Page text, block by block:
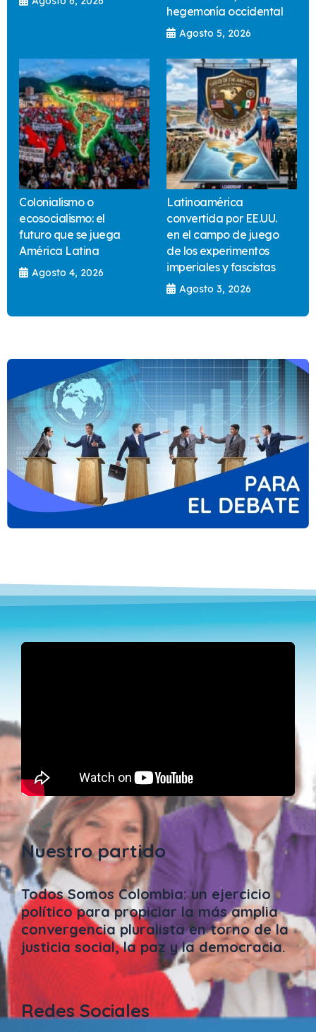
hegemonía occidental
Agosto 5, 2026
Colonialismo o
ecosocialismo: el
futuro que se juega
América Latina
Agosto 4, 2026
Latinoamérica
convertida por EE.UU.
en el campo de juego
de los experimentos
imperiales y fascistas
Agosto 3, 2026
Nuestro partido
Todos Somos Colombia: un ejercicio
político para propiciar la más amplia
convergencia pluralista en torno de la
justicia social, la paz y la democracia.
Redes Sociales